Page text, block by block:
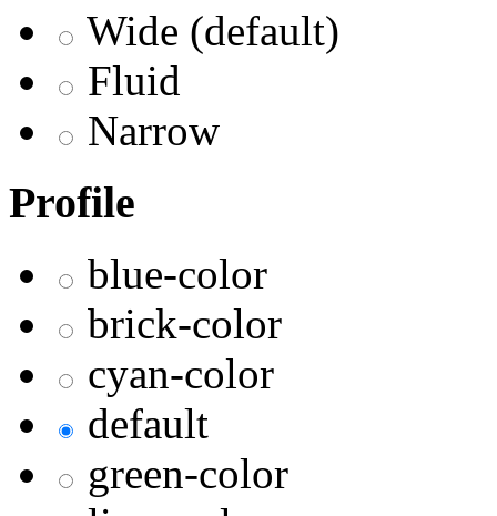
Wide (default)
Fluid
Narrow
Profile
blue-color
brick-color
cyan-color
default
green-color